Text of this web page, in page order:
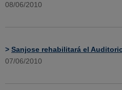
08/06/2010
> Sanjose rehabilitará el
07/06/2010